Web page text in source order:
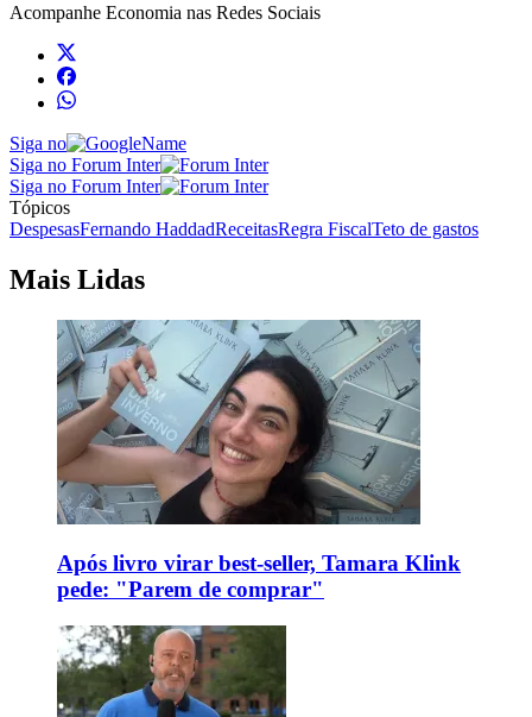
Acompanhe Economia nas Redes Sociais
Siga no
Siga no Forum Inter
Siga no Forum Inter
Tópicos
DespesasFernando HaddadReceitasRegra FiscalTeto de gastos
Mais Lidas
Após livro virar best-seller, Tamara Klink
pede: "Parem de comprar"